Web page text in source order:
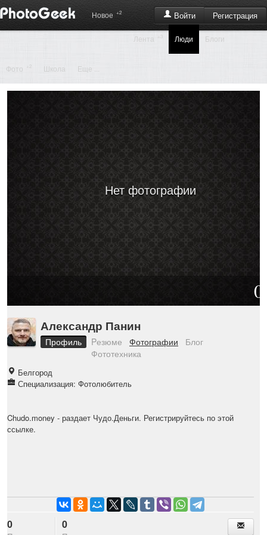
Войти Регистрация
Новое +2
Лента Люди Блоги
Фото Школа Еще ...
Нет фотографии
Александр Панин
Профиль Pезюме Фотографии
Блог
Фототехника
Белгород
Специализация: Фотолюбитель
Chudo.money - раздает Чудо.Деньги. Регистрируйтесь по этой
ссылке.
0 0